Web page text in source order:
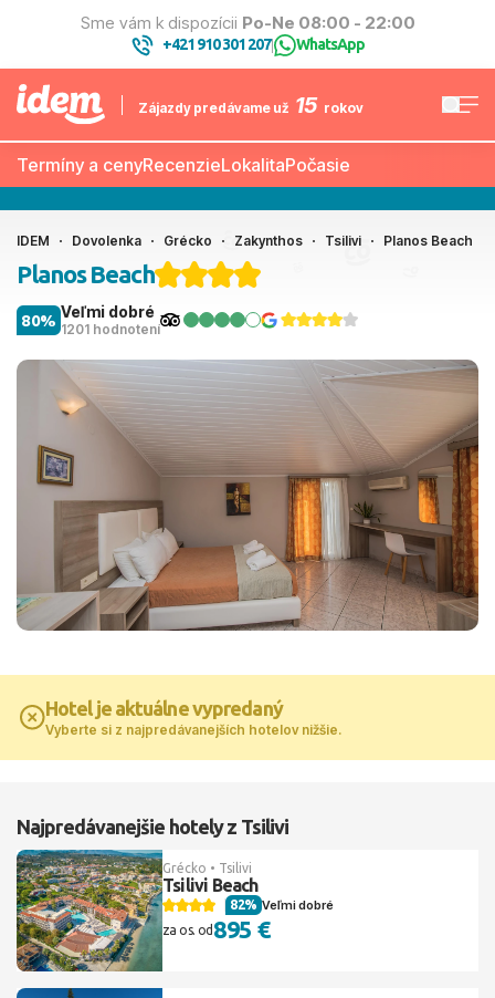
Sme vám k dispozícii Po-Ne 08:00 - 22:00
+421 910 301 207| WhatsApp
Zájazdy predávame už 15 rokov
Termíny a cenyRecenzieLokalitaPočasie
IDEM Dovolenka Grécko Zakynthos Tsilivi Planos Beach
Planos Beach
Veľmi dobré
1201 hodnotení
80%
Hotel je aktuálne vypredaný
Vyberte si z najpredávanejších hotelov nižšie.
Najpredávanejšie hotely z Tsilivi
Grécko • Tsilivi
Tsilivi Beach
Veľmi dobré
82%
za os. od 895 €